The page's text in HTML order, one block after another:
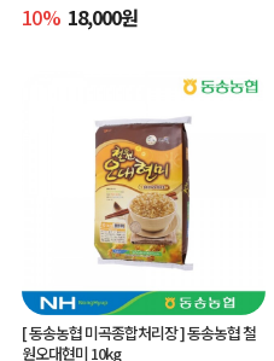
10% 18,000원
[ 동송농협 미곡종합처리장 ]동송농협 철
원오대현미 10kg